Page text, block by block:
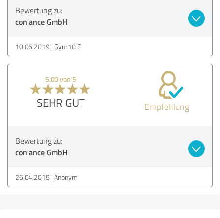
Bewertung zu:
conlance GmbH
10.06.2019 Gym10 F.
5,00 von 5
SEHR GUT Empfehlung
Bewertung zu:
conlance GmbH
26.04.2019 Anonym